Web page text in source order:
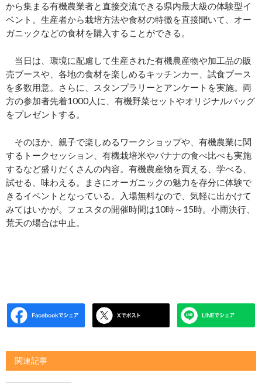
から集まる有機農業者と直接交流できる県内最大級の体験型イ
ベント。生産者から栽培方法や食材の特徴を直接聞いて、オー
ガニックなどの食材を購入することができる。
当日は、環境に配慮して生産された有機農産物や加工品の販
売ブースや、各地の食材を楽しめるキッチンカー、試食ブース
を多数用意。さらに、スタンプラリーとアンケートを実施。両
方の参加者先着1000人に、有機野菜セットやオリジナルバッグ
をプレゼントする。
そのほか、親子で楽しめるワークショップや、有機農業に関
するトークセッション、有機栽培米やバナナの食べ比べも実施
するなど盛りだくさんの内容。有機農産物を買える、学べる、
試せる、味わえる。まさにオーガニックの魅力を存分に体験で
きるイベントとなっている。入場無料なので、気軽に出かけて
みてはいかが。フェスタの開催時間は10時～15時。小雨決行、
荒天の場合は中止。
関連記事